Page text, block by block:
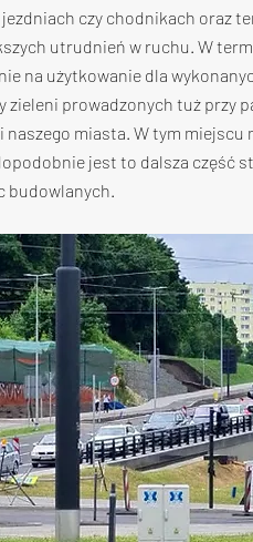
czy chodnikach oraz
utrudnień w ruchu. W
na użytkowanie dla
prowadzonych tuż przy
miasta. W tym
jest to dalsza część
budowlanych.